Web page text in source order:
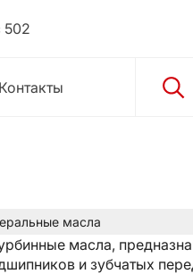
502
масла
масла,
и зубчатых